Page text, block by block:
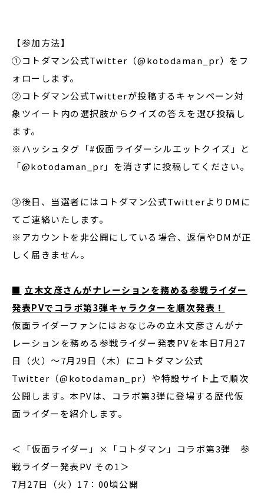
【参加方法】
①コトダマン公式Twitter（@kotodaman_pr）をフ
ォローします。
②コトダマン公式Twitterが投稿するキャンペーン対
象ツイート内の選択肢からクイズの答えを選び投稿し
ます。
※ハッシュタグ「#仮面ライダーシルエットクイズ」と
「@kotodaman_pr」を消さずに投稿してください。
③後日、当選者にはコトダマン公式TwitterよりDMに
てご連絡いたします。
※アカウントを非公開にしている場合、返信やDMが正
しく届きません。
■ 立木文彦さんがナレーションを務める参戦ライダー
発表PVでコラボ第3弾キャラクターを順次発表！
仮面ライダーファンにはおなじみの立木文彦さんがナ
レーションを務める参戦ライダー発表PVを本日7月27
日（火）～7月29日（木）にコトダマン公式
Twitter（@kotodaman_pr）や特設サイト上で順次
公開します。本PVは、コラボ第3弾に登場する歴代仮
面ライダーを紹介します。
＜「仮面ライダー」×「コトダマン」コラボ第3弾 参
戦ライダー発表PV その1＞
7月27日（火）17：00頃公開